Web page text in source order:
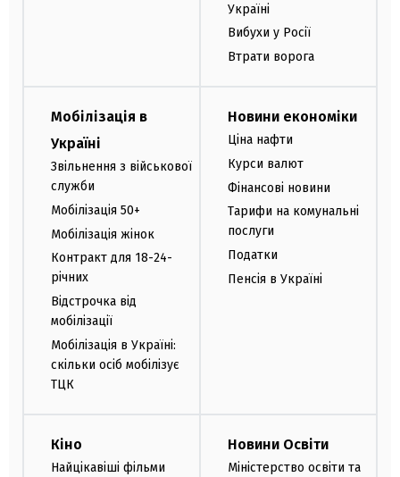
Україні
Вибухи у Росії
Втрати ворога
Мобілізація в
Україні
Звільнення з військової
служби
Мобілізація 50+
Мобілізація жінок
Контракт для 18-24-
річних
Відстрочка від
мобілізації
Мобілізація в Україні:
скільки осіб мобілізує
ТЦК
Новини економіки
Ціна нафти
Курси валют
Фінансові новини
Тарифи на комунальні
послуги
Податки
Пенсія в Україні
Кіно
Найцікавіші фільми
Новини Освіти
Міністерство освіти та